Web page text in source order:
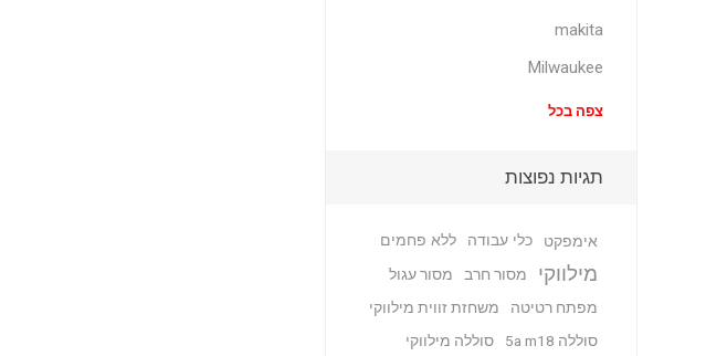
makita
Milwaukee
צפה בכל
תגיות נפוצות
אימפקט כלי עבודה ללא פחמים
מילווקי מסור חרב
מסור עגול
מפתח רטיטה
משחזת זווית מילווקי
סוללה 5a m18
סוללה מילווקי